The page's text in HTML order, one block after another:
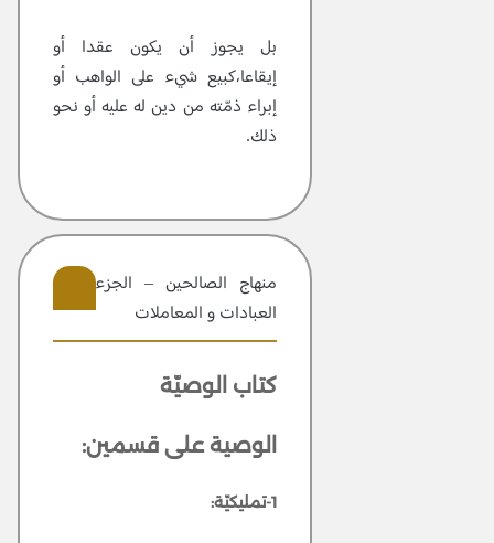
بل يجوز أن يكون عقدا أو
إيقاعا،كبيع شيء على الواهب أو
إبراء ذمّته من دين له عليه أو نحو
ذلك.
منهاج الصالحين – الجزء 2 –
العبادات و المعاملات
كتاب الوصيّة
الوصية على قسمين:
1-تمليكيّة: